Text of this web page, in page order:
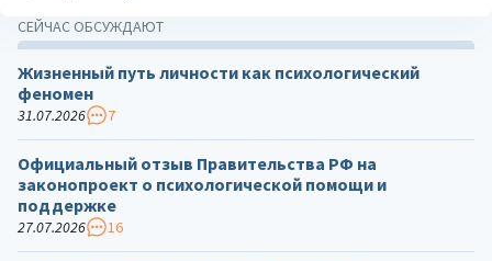
СЕЙЧАС ОБСУЖДАЮТ
Жизненный путь личности как психологический
феномен
31.07.2026 7
Официальный отзыв Правительства РФ на
законопроект о психологической помощи и
поддержке
27.07.2026 16